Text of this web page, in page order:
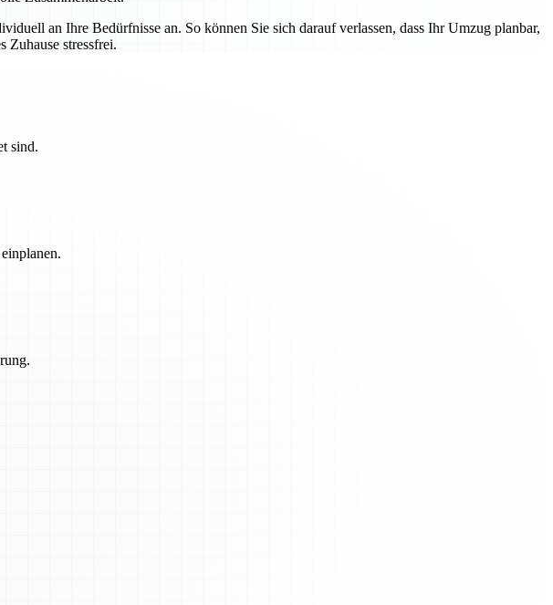
an Ihre Bedürfnisse an. So können Sie sich darauf verlassen, dass Ihr Umzug planbar,
Zuhause stressfrei.
sind.